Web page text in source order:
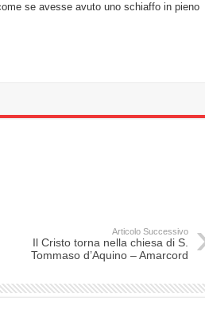
se avesse avuto uno schiaffo in pieno
Articolo Successivo
Il Cristo torna nella chiesa di S.
Tommaso d’Aquino – Amarcord